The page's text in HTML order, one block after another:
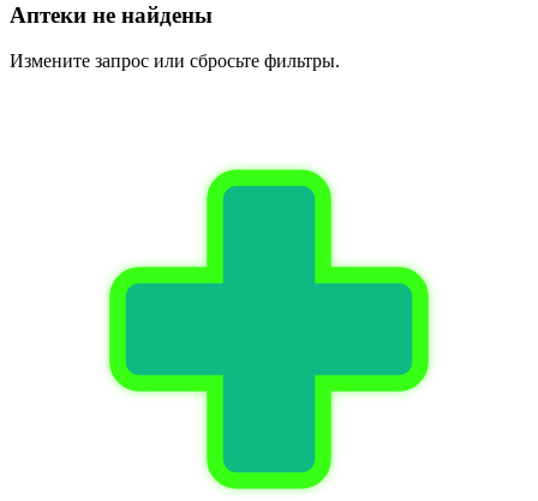
Аптеки не найдены
Измените запрос или сбросьте фильтры.